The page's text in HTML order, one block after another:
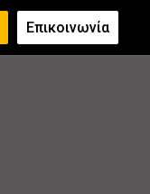
Επικοινωνία